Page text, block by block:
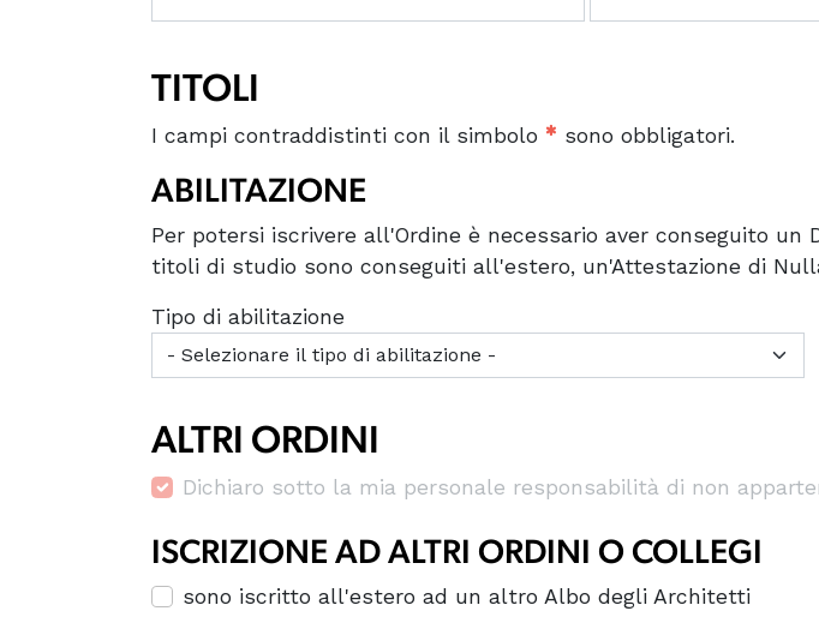
TITOLI
I campi contraddistinti con il simbolo sono obbligatori.
ABILITAZIONE
Per potersi iscrivere all'Ordine è necessario aver conseguito
titoli di studio sono conseguiti all'estero, un'Attestazione di
Tipo di abilitazione
ALTRI ORDINI
Dichiaro sotto la mia personale responsabilità di non
ISCRIZIONE AD ALTRI ORDINI O COLLEGI
sono iscritto all'estero ad un altro Albo degli Architetti